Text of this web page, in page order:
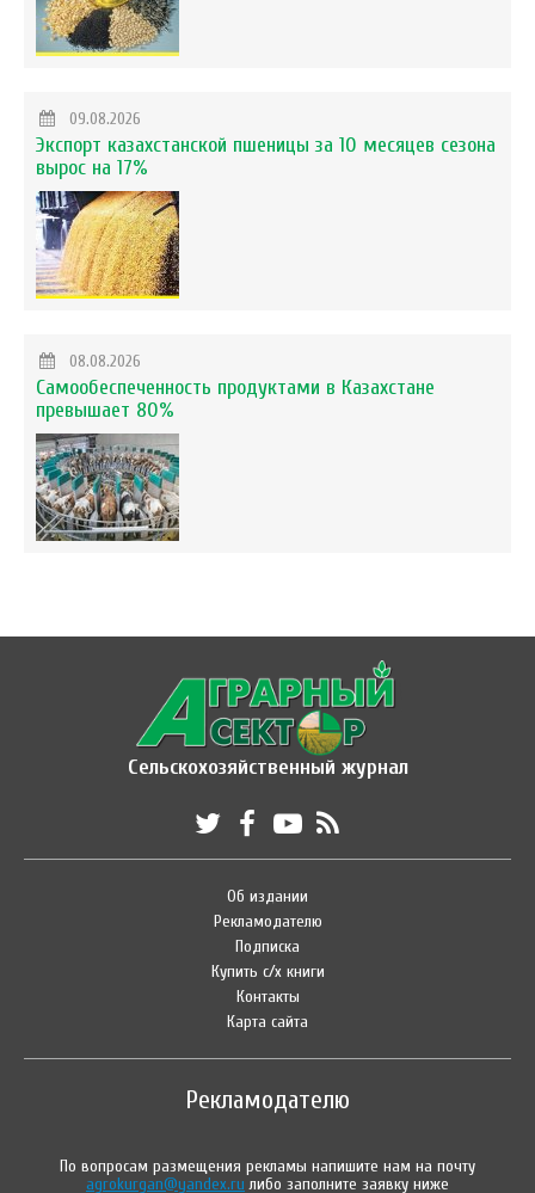
09.08.2026
Экспорт казахстанской пшеницы за 10 месяцев сезона
вырос на 17%
08.08.2026
Самообеспеченность продуктами в Казахстане
превышает 80%
Сельскохозяйственный журнал
Об издании
Рекламодателю
Подписка
Купить с/х книги
Контакты
Карта сайта
Рекламодателю
По вопросам размещения рекламы напишите нам на почту
agrokurgan@yandex.ru либо заполните заявку ниже